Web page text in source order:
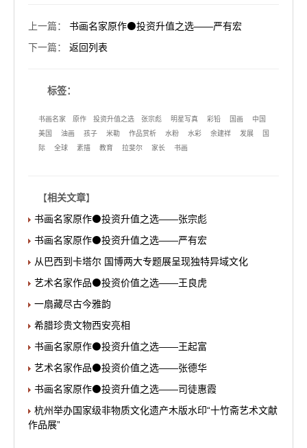
上一篇： 书画名家原作⚫投资升值之选——严有宏
下一篇： 返回列表
标签：
书画名家 原作 投资升值之选 张宗彪 明星写真 彩铅 国画
中国
美国
油画 孩子 米勒 作品赏析 水粉 水彩 余建祥 发展
国
际
全球 素描 教育 拉斐尔 家长 书画
【相关文章】
书画名家原作⚫投资升值之选——张宗彪
书画名家原作⚫投资升值之选——严有宏
从巴西到卡塔尔 国博两大专题展呈现独特异域文化
艺术名家作品⚫投资价值之选——王良虎
一扇藏尽古今雅韵
希腊珍贵文物西安亮相
书画名家原作⚫投资升值之选——王起富
艺术名家作品⚫投资价值之选——张德华
书画名家原作⚫投资升值之选——司徒惠霞
杭州举办国家级非物质文化遗产木版水印“十竹斋艺术文献
作品展”